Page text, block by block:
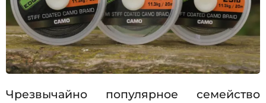
Чрезвычайно популярное семейство